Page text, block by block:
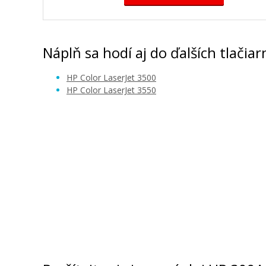
Náplň sa hodí aj do ďalších
HP Color LaserJet 3500
HP Color LaserJet 3550